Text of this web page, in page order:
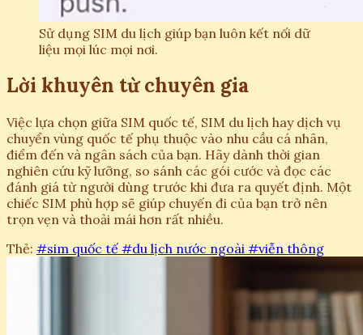
Sử dụng SIM du lịch giúp bạn luôn kết nối dữ
liệu mọi lúc mọi nơi.
Lời khuyên từ chuyên gia
Việc lựa chọn giữa SIM quốc tế, SIM du lịch hay dịch vụ
chuyển vùng quốc tế phụ thuộc vào nhu cầu cá nhân,
điểm đến và ngân sách của bạn. Hãy dành thời gian
nghiên cứu kỹ lưỡng, so sánh các gói cước và đọc các
đánh giá từ người dùng trước khi đưa ra quyết định. Một
chiếc SIM phù hợp sẽ giúp chuyến đi của bạn trở nên
trọn vẹn và thoải mái hơn rất nhiều.
Thẻ: #sim quốc tế #du lịch nước ngoài #viễn thông